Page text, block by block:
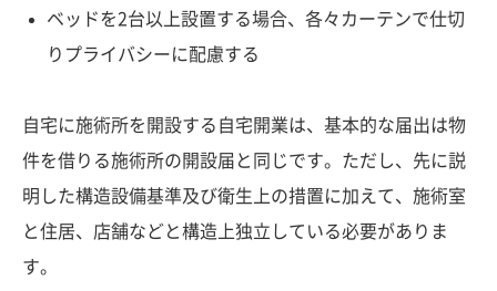
ベッドを2台以上設置する場合、各々カーテンで仕切
りプライバシーに配慮する
自宅に施術所を開設する自宅開業は、基本的な届出は物
件を借りる施術所の開設届と同じです。ただし、先に説
明した構造設備基準及び衛生上の措置に加えて、施術室
と住居、店舗などと構造上独立している必要がありま
す。